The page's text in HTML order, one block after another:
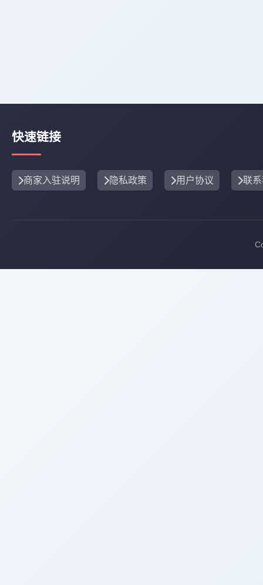
快速链接
商家入驻说明 隐私政策 用户协议 联